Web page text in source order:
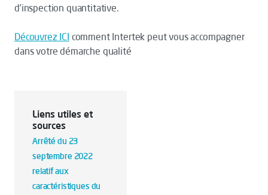
d’inspection quantitative.
Découvrez ICI comment Intertek peut vous accompagner
dans votre démarche qualité
Liens utiles et
sources
Arrêté du 23
septembre 2022
relatif aux
caractéristiques du